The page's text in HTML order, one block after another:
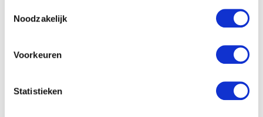
Noodzakelijk
Voorkeuren
Statistieken